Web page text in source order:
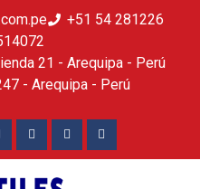
+51 54 281226
21 - Arequipa - Perú
- Arequipa - Perú​